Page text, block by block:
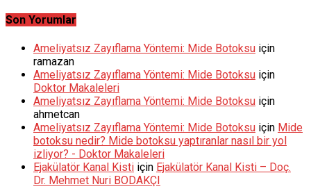
Son Yorumlar
Ameliyatsız Zayıflama Yöntemi: Mide Botoksu için
ramazan
Ameliyatsız Zayıflama Yöntemi: Mide Botoksu için
Doktor Makaleleri
Ameliyatsız Zayıflama Yöntemi: Mide Botoksu için
ahmetcan
Ameliyatsız Zayıflama Yöntemi: Mide Botoksu için Mide
botoksu nedir? Mide botoksu yaptıranlar nasıl bir yol
izliyor? - Doktor Makaleleri
Ejakülatör Kanal Kisti için Ejakülatör Kanal Kisti – Doç.
Dr. Mehmet Nuri BODAKÇI